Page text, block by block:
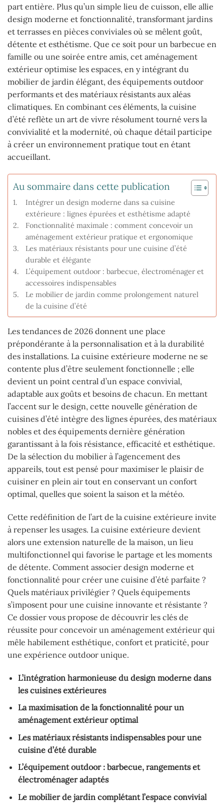
part entière. Plus qu’un simple lieu de cuisson, elle allie
design moderne et fonctionnalité, transformant jardins
et terrasses en pièces conviviales où se mêlent goût,
détente et esthétisme. Que ce soit pour un barbecue en
famille ou une soirée entre amis, cet aménagement
extérieur optimise les espaces, en y intégrant du
mobilier de jardin élégant, des équipements outdoor
performants et des matériaux résistants aux aléas
climatiques. En combinant ces éléments, la cuisine
d’été reflète un art de vivre résolument tourné vers la
convivialité et la modernité, où chaque détail participe
à créer un environnement pratique tout en étant
accueillant.
Au sommaire dans cette publication
Intégrer un design moderne dans sa cuisine
extérieure : lignes épurées et esthétisme adapté
Fonctionnalité maximale : comment concevoir un
aménagement extérieur pratique et ergonomique
Les matériaux résistants pour une cuisine d’été
durable et élégante
L’équipement outdoor : barbecue, électroménager et
accessoires indispensables
Le mobilier de jardin comme prolongement naturel
de la cuisine d’été
Les tendances de 2026 donnent une place
prépondérante à la personnalisation et à la durabilité
des installations. La cuisine extérieure moderne ne se
contente plus d’être seulement fonctionnelle ; elle
devient un point central d’un espace convivial,
adaptable aux goûts et besoins de chacun. En mettant
l’accent sur le design, cette nouvelle génération de
cuisines d’été intègre des lignes épurées, des matériaux
nobles et des équipements dernière génération
garantissant à la fois résistance, efficacité et esthétique.
De la sélection du mobilier à l’agencement des
appareils, tout est pensé pour maximiser le plaisir de
cuisiner en plein air tout en conservant un confort
optimal, quelles que soient la saison et la météo.
Cette redéfinition de l’art de la cuisine extérieure invite
à repenser les usages. La cuisine extérieure devient
alors une extension naturelle de la maison, un lieu
multifonctionnel qui favorise le partage et les moments
de détente. Comment associer design moderne et
fonctionnalité pour créer une cuisine d’été parfaite ?
Quels matériaux privilégier ? Quels équipements
s’imposent pour une cuisine innovante et résistante ?
Ce dossier vous propose de découvrir les clés de
réussite pour concevoir un aménagement extérieur qui
mêle habilement esthétique, confort et praticité, pour
une expérience outdoor unique.
L’intégration harmonieuse du design moderne dans
les cuisines extérieures
La maximisation de la fonctionnalité pour un
aménagement extérieur optimal
Les matériaux résistants indispensables pour une
cuisine d’été durable
L’équipement outdoor : barbecue, rangements et
électroménager adaptés
Le mobilier de jardin complétant l’espace convivial